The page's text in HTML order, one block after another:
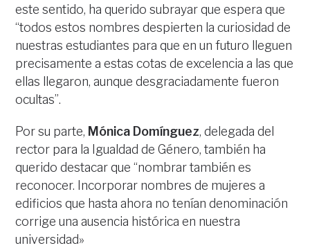
este sentido, ha querido subrayar que espera que
“todos estos nombres despierten la curiosidad de
nuestras estudiantes para que en un futuro lleguen
precisamente a estas cotas de excelencia a las que
ellas llegaron, aunque desgraciadamente fueron
ocultas”.
Por su parte, Mónica Domínguez, delegada del
rector para la Igualdad de Género, también ha
querido destacar que “nombrar también es
reconocer. Incorporar nombres de mujeres a
edificios que hasta ahora no tenían denominación
corrige una ausencia histórica en nuestra
universidad»